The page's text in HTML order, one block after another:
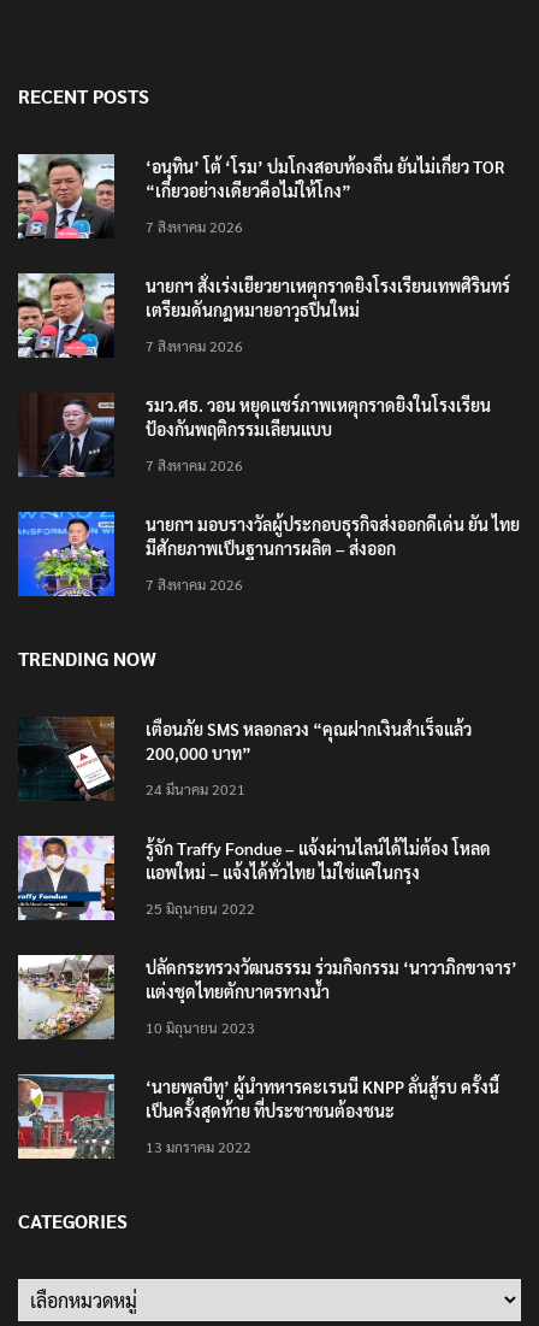
RECENT POSTS
‘อนุทิน’ โต้ ‘โรม’ ปมโกงสอบท้องถิ่น ยันไม่เกี่ยว TOR
“เกี่ยวอย่างเดียวคือไม่ให้โกง”
7 สิงหาคม 2026
นายกฯ สั่งเร่งเยียวยาเหตุกราดยิงโรงเรียนเทพศิรินทร์
เตรียมดันกฎหมายอาวุธปืนใหม่
7 สิงหาคม 2026
รมว.ศธ. วอน หยุดแชร์ภาพเหตุกราดยิงในโรงเรียน
ป้องกันพฤติกรรมเลียนแบบ
7 สิงหาคม 2026
นายกฯ มอบรางวัลผู้ประกอบธุรกิจส่งออกดีเด่น ยัน ไทย
มีศักยภาพเป็นฐานการผลิต – ส่งออก
7 สิงหาคม 2026
TRENDING NOW
เตือนภัย SMS หลอกลวง “คุณฝากเงินสำเร็จแล้ว
200,000 บาท”
24 มีนาคม 2021
รู้จัก Traffy Fondue – แจ้งผ่านไลน์ได้ไม่ต้อง โหลด
แอพใหม่ – แจ้งได้ทั่วไทย ไม่ใช่แค่ในกรุง
25 มิถุนายน 2022
ปลัดกระทรวงวัฒนธรรม ร่วมกิจกรรม ‘นาวาภิกขาจาร’
แต่งชุดไทยตักบาตรทางน้ำ
10 มิถุนายน 2023
‘นายพลบีทู’ ผู้นำทหารคะเรนนี KNPP ลั่นสู้รบ ครั้งนี้
เป็นครั้งสุดท้าย ที่ประชาชนต้องชนะ
13 มกราคม 2022
CATEGORIES
Categories